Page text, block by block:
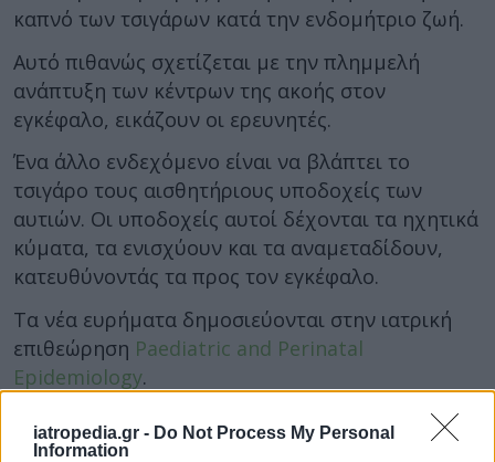
iatropedia.gr - Do Not Process My Personal
Information
καπνό των τσιγάρων κατά την ενδομήτριο ζωή.
Αυτό πιθανώς σχετίζεται με την πλημμελή
ανάπτυξη των κέντρων της ακοής στον
εγκέφαλο, εικάζουν οι ερευνητές.
Ένα άλλο ενδεχόμενο είναι να βλάπτει το
τσιγάρο τους αισθητήριους υποδοχείς των
αυτιών. Οι υποδοχείς αυτοί δέχονται τα ηχητικά
κύματα, τα ενισχύουν και τα αναμεταδίδουν,
κατευθύνοντάς τα προς τον εγκέφαλο.
Τα νέα ευρήματα δημοσιεύονται στην ιατρική
επιθεώρηση Paediatric and Perinatal
Epidemiology.
Όπως γράφουν οι ερευνητές, 68 εκατομμύρια
άνθρωποι σε όλο τον κόσμο πάσχουν από